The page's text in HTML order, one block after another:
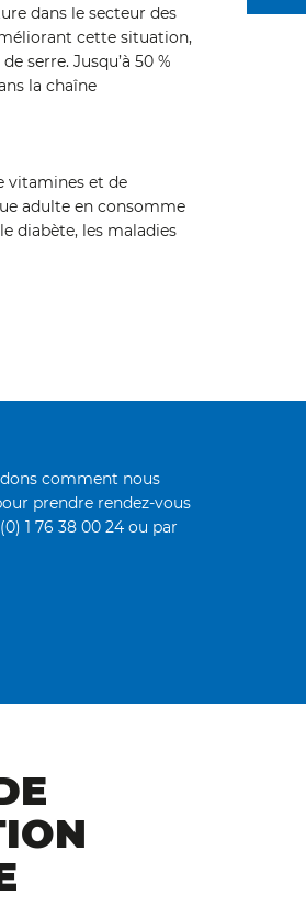
dans le secteur des
cette situation,
serre. Jusqu’à 50 %
la chaîne
vitamines et de
adulte en consomme
diabète, les maladies
comment nous
prendre rendez-vous
1 76 38 00 24 ou par